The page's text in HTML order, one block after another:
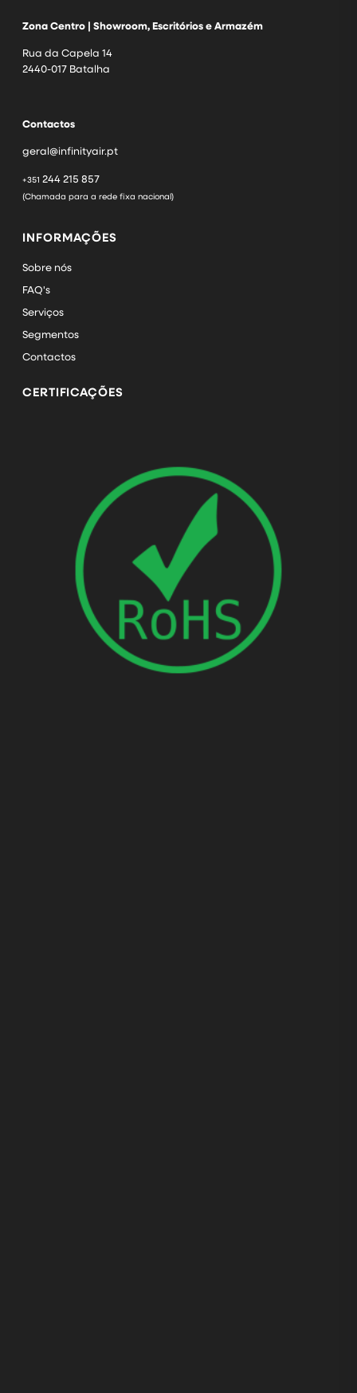
Zona Centro | Showroom, Escritórios e Armazém
Rua da Capela 14
2440-017 Batalha
Contactos
geral@infinityair.pt
+351 244 215 857
(Chamada para a rede fixa nacional)
INFORMAÇÕES
Sobre nós
FAQ's
Serviços
Segmentos
Contactos
CERTIFICAÇÕES